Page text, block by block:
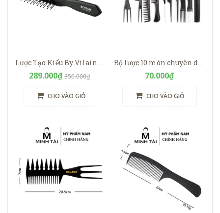
Lược Tạo Kiểu By Vilain Skeleton - Hàng chính hãng
289.000₫ 350.000₫
CHO VÀO GIỎ
Bộ lược 10 món chuyên dụng bằng nhựa chống tĩnh điện
70.000₫
CHO VÀO GIỎ